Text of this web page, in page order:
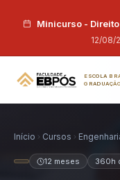
Minicurso -
12/08/
ESCOLA
Início Cursos
12 meses 360h